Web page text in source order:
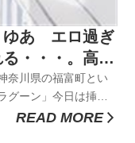
ゆあ エロ過ぎ
・・・。高身
がエロすぎ
奈川県の福富町とい
グーン」今日は挿入
リヘルや店舗型ヘル
READ MORE